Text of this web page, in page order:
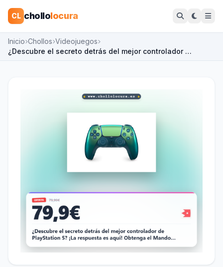
CL chollolocura
Inicio Chollos Videojuegos
¿Descubre el secreto detrás del mejor controlador …